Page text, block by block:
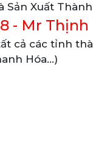
Sản Xuất
- Mr Thịnh
cả các tỉnh
Hóa…)